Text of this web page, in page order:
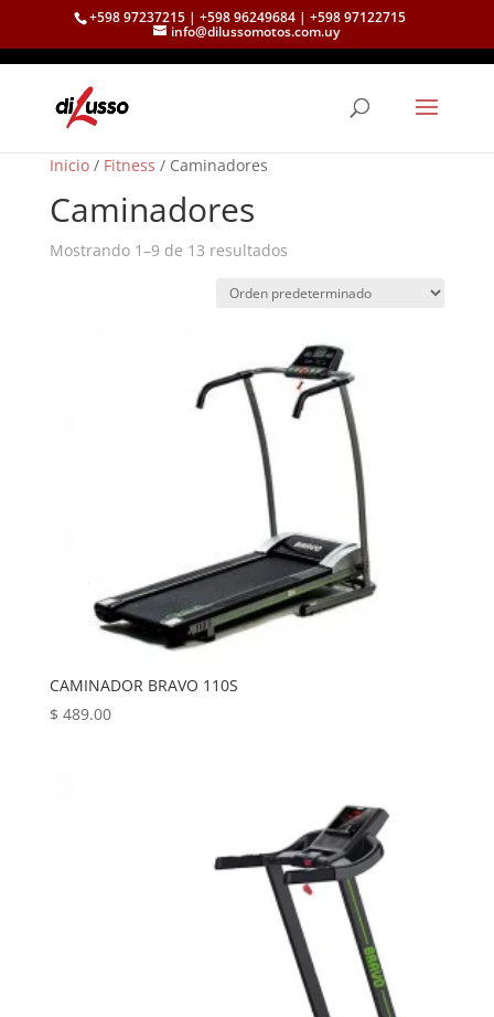
+598 97237215 | +598 96249684 | +598 97122715
info@dilussomotos.com.uy
Inicio/ Fitness / Caminadores
Caminadores
Mostrando 1–9 de 13 resultados
CAMINADOR BRAVO 110S
$ 489.00